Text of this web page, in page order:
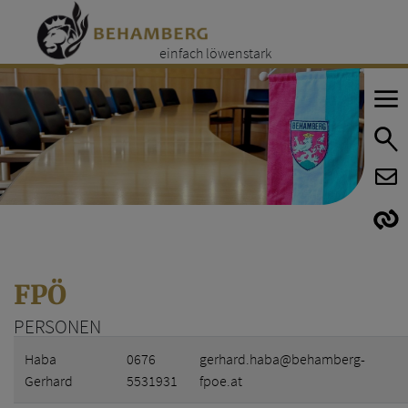
einfach löwenstark
FPÖ
PERSONEN
Name Telefon E-Mail Internet
Haba
Gerhard
0676
5531931
gerhard.haba@behamberg-
fpoe.at